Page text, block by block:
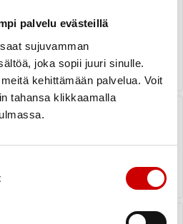
palvelu evästeillä
sujuvamman
joka sopii juuri sinulle.
kehittämään palvelua. Voit
tahansa klikkaamalla
Keravan